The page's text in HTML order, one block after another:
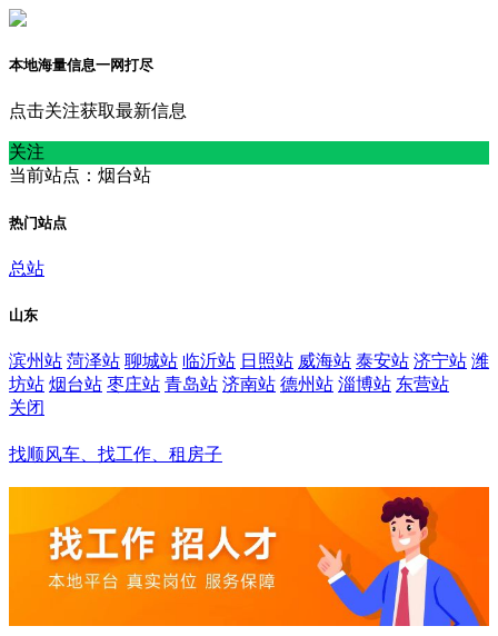
本地海量信息一网打尽
点击关注获取最新信息
关注
当前站点：烟台站
热门站点
总站
山东
滨州站 菏泽站 聊城站 临沂站 日照站 威海站 泰安站 济宁站 潍
坊站 烟台站 枣庄站 青岛站 济南站 德州站 淄博站 东营站
关闭
找顺风车、找工作、租房子